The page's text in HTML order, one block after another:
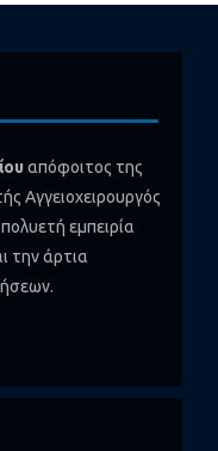
απόφοιτος της
Αγγειοχειρουργός
εμπειρία
την άρτια